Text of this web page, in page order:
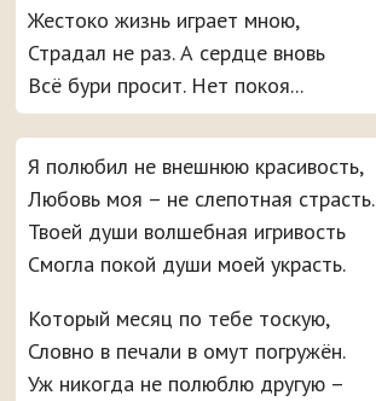
Жестоко жизнь играет мною,
Страдал не раз. А сердце вновь
Всё бури просит. Нет покоя...
Я полюбил не внешнюю красивость,
Любовь моя – не слепотная страсть.
Твоей души волшебная игривость
Смогла покой души моей украсть.
Который месяц по тебе тоскую,
Словно в печали в омут погружён.
Уж никогда не полюблю другую –